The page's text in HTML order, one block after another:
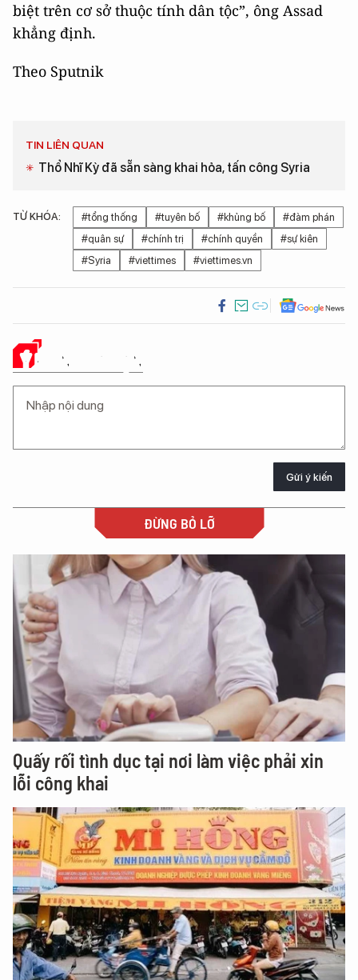
biệt trên cơ sở thuộc tính dân tộc”, ông Assad
khẳng định.
Theo Sputnik
TIN LIÊN QUAN
Thổ Nhĩ Kỳ đã sẵn sàng khai hỏa, tấn công Syria
TỪ KHÓA: #tổng thống #tuyên bố #khủng bố
#đàm phán
#quân sự
#chính trị #chính quyền
#sự kiên
#Syria
#viettimes #viettimes.vn
Ý KIẾN CỦA BẠN
Gửi ý kiến
ĐỪNG BỎ LỠ
Quấy rối tình dục tại nơi làm việc phải xin
lỗi công khai